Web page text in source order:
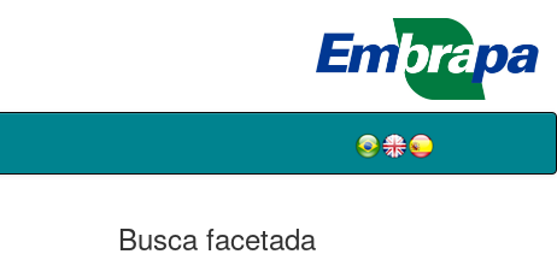
Busca facetada